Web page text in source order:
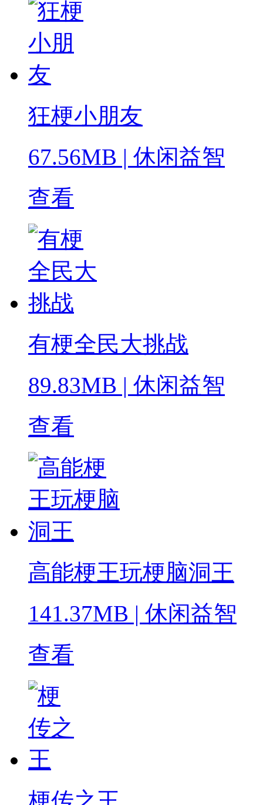
狂梗小朋友
67.56MB | 休闲益智
查看
有梗全民大挑战
89.83MB | 休闲益智
查看
高能梗王玩梗脑洞王
141.37MB | 休闲益智
查看